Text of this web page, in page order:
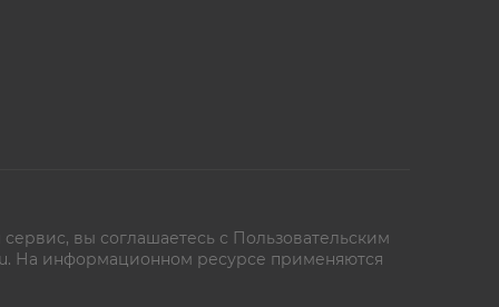
вы соглашаетесь с Пользовательским
На информационном ресурсе применяются